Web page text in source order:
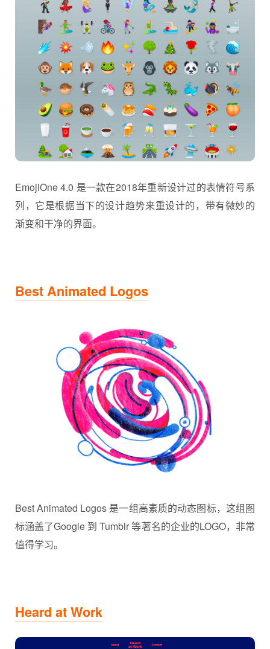
EmojiOne 4.0 是一款在2018年重新设计过的表情符号系
列，它是根据当下的设计趋势来重设计的，带有微妙的
渐变和干净的界面。
Best Animated Logos
Best Animated Logos 是一组高素质的动态图标，这组图
标涵盖了Google 到 Tumblr 等著名的企业的LOGO，非常
值得学习。
Heard at Work